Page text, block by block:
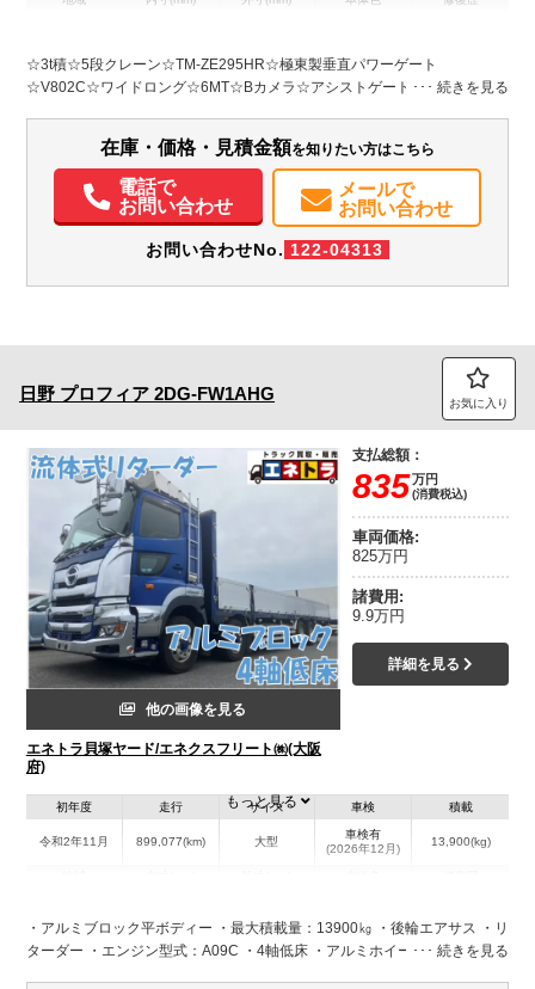
H:2,820
装備情報
パワステ パワーウィンドウ ABS
バックモニター
☆3t積☆5段クレーン☆TM-ZE295HR☆極東製垂直パワーゲート
☆V802C☆ワイドロング☆6MT☆Bカメラ☆アシストゲート☆ETC☆キー
890☆地上高910 ☆幌枠組み＆スタッドレスT（荷台積込）☆クレーン＆ラ
ジコン動作OK在庫・価格・見積金額を知りたい方はこちら
電話で
お問い合わせ
メールで
お問い合わせ
お問い合わせNo. 122-04313
日野 プロフィア 2DG-FW1AHG お気に入り
他の画像を見る
エネトラ貝塚ヤード/エネクスフリート㈱(大阪
府)
支払総額：
835万円
(消費税込)
車両価格:
825万円
諸費用:
9.9万円
詳細を見る
初年度
令和2年11月
走行
899,077(km)
サイズ
大型
車検
車検有
(2026年12月)
積載
13,900(kg)
W:2,400
H:580
W:2,500
H:3,250
もっと見る
・アルミブロック平ボディー ・最大積載量：13900㎏ ・後輪エアサス ・リ
ターダー ・エンジン型式：A09C ・4軸低床 ・アルミホイール ・蝶番ステ